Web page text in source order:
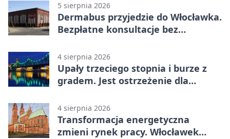
5 sierpnia 2026
Dermabus przyjedzie do Włocławka.
Bezpłatne konsultacje bez
4 sierpnia 2026
Upały trzeciego stopnia i burze z
gradem. Jest ostrzeżenie dla
4 sierpnia 2026
Transformacja energetyczna
zmieni rynek pracy. Włocławek